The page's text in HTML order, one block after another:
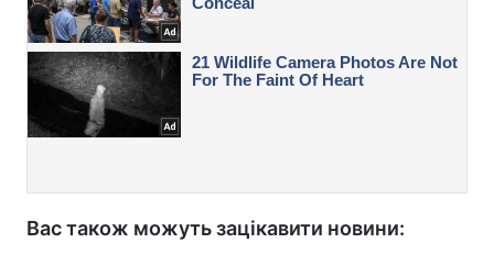
Вас також можуть зацікавити новини: